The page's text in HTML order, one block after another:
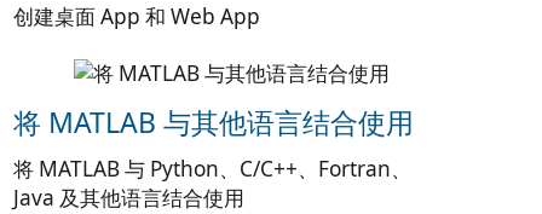
创建桌面 App 和 Web App
将 MATLAB 与其他语言结合使用
将 MATLAB 与 Python、C/C++、Fortran、
Java 及其他语言结合使用